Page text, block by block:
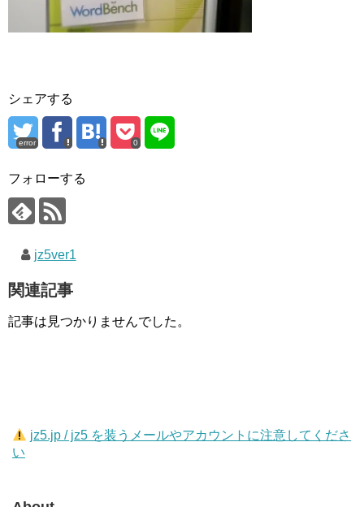
シェアする
error 0
フォローする
jz5ver1
関連記事
記事は見つかりませんでした。
jz5.jp / jz5 を装うメールやアカウントに注意してくださ
い